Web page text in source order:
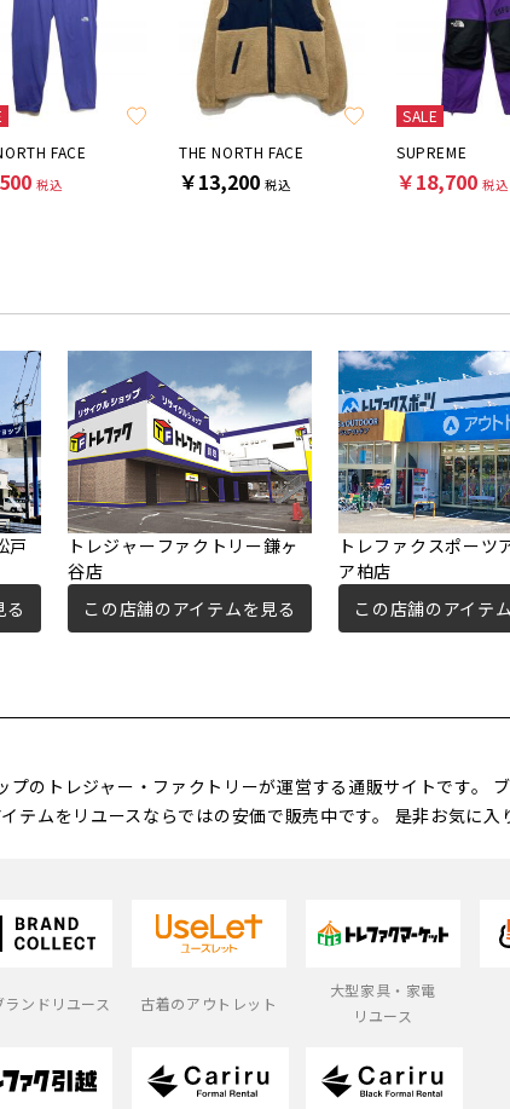
FACE
税込
THE NORTH FACE
￥13,200 税込
SALE
SUPREME
￥18,700 税込
戸
る
トレジャーファクトリー鎌ヶ
谷店
この店舗のアイテムを見る
トレファクスポーツ
ア柏店
この店舗のアイテ
のトレジャー・ファクトリーが運営する通販サイトです。
テムをリユースならではの安価で販売中です。 是非お気に入
ランドリユース 古着のアウトレット
大型家具・家電
リユース